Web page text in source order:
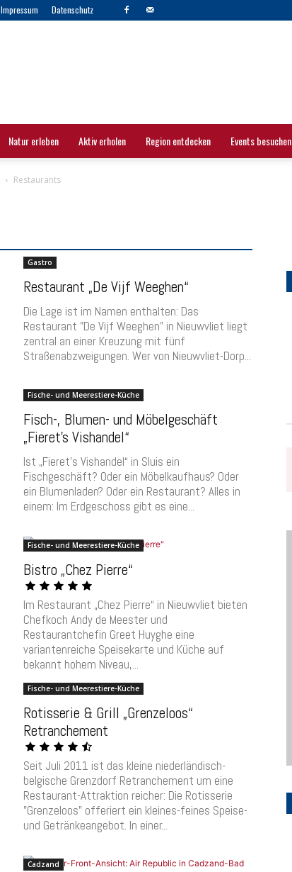
Impressum Datenschutz
Natur erleben Aktiv erholen Region entdecken Events besuchen
Restaurants
Gastro
Restaurant „De Vijf Weeghen“
Die Lage ist im Namen enthalten: Das
Restaurant "De Vijf Weeghen" in Nieuwvliet liegt
zentral an einer Kreuzung mit fünf
Straßenabzweigungen. Wer von Nieuwvliet-Dorp...
Fische- und Meerestiere-Küche
Fisch-, Blumen- und Möbelgeschäft
„Fieret’s Vishandel“
Ist „Fieret’s Vishandel“ in Sluis ein
Fischgeschäft? Oder ein Möbelkaufhaus? Oder
ein Blumenladen? Oder ein Restaurant? Alles in
einem: Im Erdgeschoss gibt es eine...
Fische- und Meerestiere-Küche
Bistro „Chez Pierre“
Im Restaurant „Chez Pierre“ in Nieuwvliet bieten
Chefkoch Andy de Meester und
Restaurantchefin Greet Huyghe eine
variantenreiche Speisekarte und Küche auf
bekannt hohem Niveau,...
Fische- und Meerestiere-Küche
Rotisserie & Grill „Grenzeloos“
Retranchement
Seit Juli 2011 ist das kleine niederländisch-
belgische Grenzdorf Retranchement um eine
Restaurant-Attraktion reicher: Die Rotisserie
"Grenzeloos" offeriert ein kleines-feines Speise-
und Getränkeangebot. In einer...
Cadzand